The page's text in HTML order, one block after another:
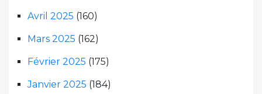
Avril 2025 (160)
Mars 2025 (162)
Février 2025 (175)
Janvier 2025 (184)